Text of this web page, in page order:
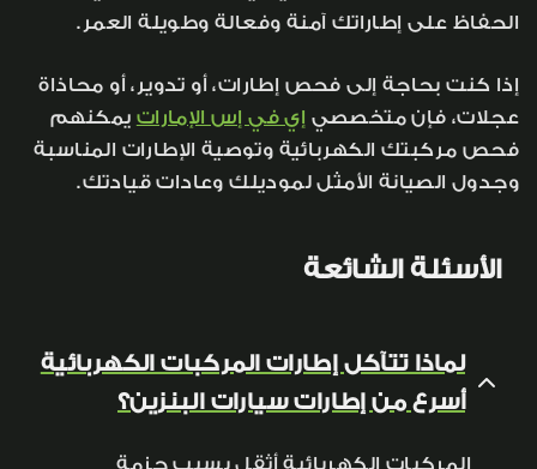
الحفاظ على إطاراتك آمنة وفعالة وطويلة العمر.
إذا كنت بحاجة إلى فحص إطارات، أو تدوير، أو محاذاة
عجلات، فإن متخصصي إي في إس الإمارات يمكنهم
فحص مركبتك الكهربائية وتوصية الإطارات المناسبة
وجدول الصيانة الأمثل لموديلك وعادات قيادتك.
الأسئلة الشائعة
لماذا تتآكل إطارات المركبات الكهربائية
أسرع من إطارات سيارات البنزين؟
المركبات الكهربائية أثقل بسبب حزمة